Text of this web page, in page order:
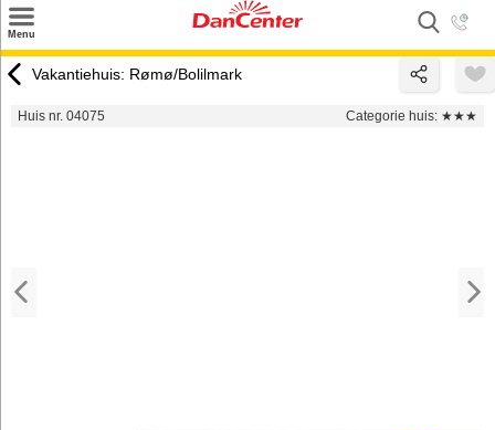
Menu
Inspiratie
Vakantiehuis: Rømø/Bolilmark
Huis nr. 04075 Categorie huis: ★★★